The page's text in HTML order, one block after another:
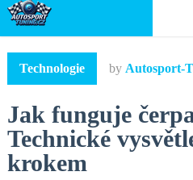
Technologie by Autosport-
Jak funguje
Technické
krokem